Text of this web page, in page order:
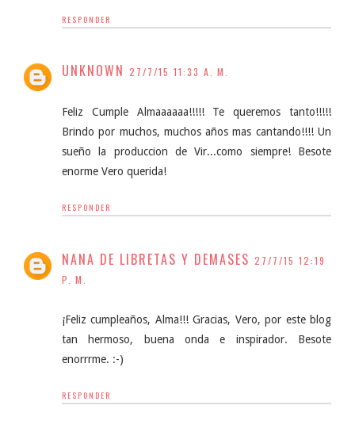
RESPONDER
UNKNOWN 27/7/15 11:33 A. M.
Feliz Cumple Almaaaaaa!!!!! Te queremos tanto!!!!!
Brindo por muchos, muchos años mas cantando!!!! Un
sueño la produccion de Vir...como siempre! Besote
enorme Vero querida!
RESPONDER
NANA DE LIBRETAS Y DEMASES 27/7/15 12:19
P. M.
¡Feliz cumpleaños, Alma!!! Gracias, Vero, por este blog
tan hermoso, buena onda e inspirador. Besote
enorrrme. :-)
RESPONDER